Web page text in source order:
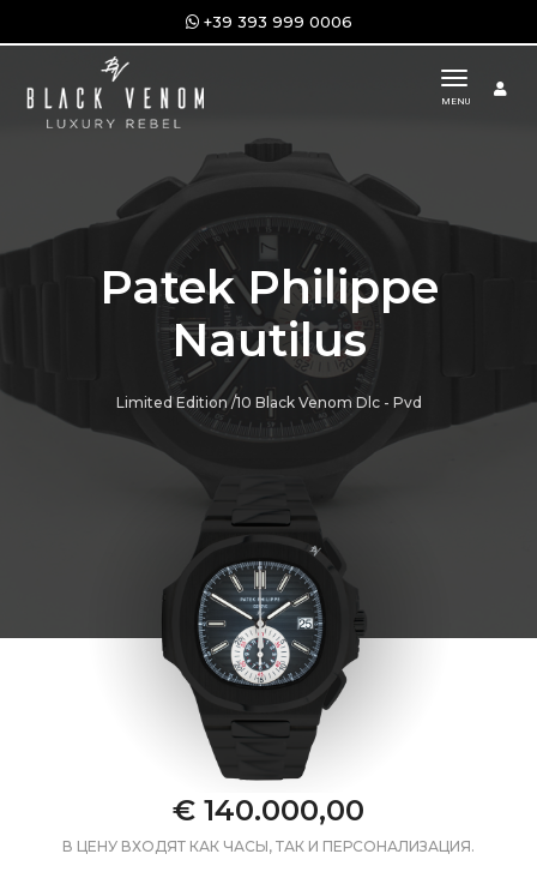
+39 393 999 0006
toggle
MENU
Patek Philippe
Nautilus
Limited Edition /10 Black Venom Dlc - Pvd
€ 140.000,00
В ЦЕНУ ВХОДЯТ КАК ЧАСЫ, ТАК И ПЕРСОНАЛИЗАЦИЯ.